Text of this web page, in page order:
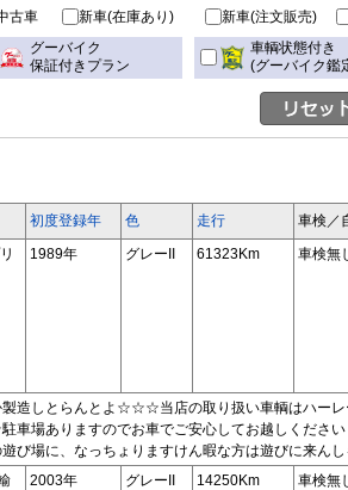
古車
新車(在庫あり) 新車(注文販売)
グーバイク
保証付きプラン
車輌状態付き
(グーバイク鑑
初度登録年 色 走行 車検／
1989年 グレーII 61323Km 車検無
造しとらんとよ☆☆☆当店の取り扱い車輌はハーレ
車場ありますのでお車でご安心してお越しくだ
び場に、なっちょりますけん暇な方は遊びに来
2003年 グレーII 14250Km 車検無